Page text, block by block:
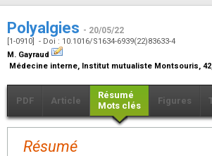
Polyalgies - 20/05/22
[1-0910] - Doi : 10.1016/S1634-6939(22)83633-4
M. Gayraud
Médecine interne, Institut mutualiste Montsouris,
PDF Article
Résumé
Mots clés
Figures
Résumé